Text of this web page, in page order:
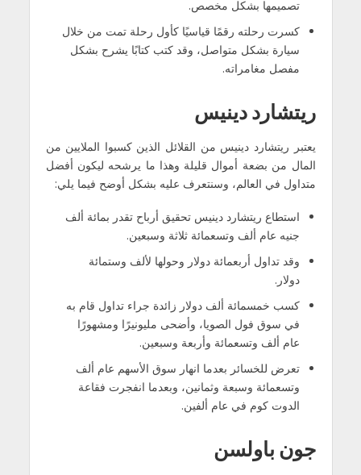
تصميمها بشكل مخصص.
كسرت رحلته رقمًا قياسيًا كأول رحلة تمت من خلال
سيارة بشكل متواصل، وقد كتب كتابًا يشرح بشكل
مفصل مغامراته.
ريتشارد دينيس
يعتبر ريتشارد دينيس من القلائل الذين كسبوا الملايين من
المال من بضعة أموال قليلة وهذا ما يرشحه ليكون أفضل
متداول في العالم، وسنتعرف عليه بشكل أوضح فيما يلي:
استطاع ريتشارد دينيس تحقيق أرباح تقدر بمائة ألف
جنيه عام ألف وتسعمائة ثلاثة وسبعين.
وقد تداول أربعمائة دولار وحولها لألف وستمائة
دولار.
كسب خمسمائة ألف دولار زائدة جراء تداول قام به
في سوق فول الصويا، وأضحى مليونيرًا ومشهورًا
عام ألف وتسعمائة وأربعة وسبعين.
تعرض للخسائر بعدما انهار سوق الأسهم عام ألف
وتسعمائة وسبعة وثمانين، وبعدما انفجرت فقاعة
الدوت كوم في عام ألفين.
جون باولسن